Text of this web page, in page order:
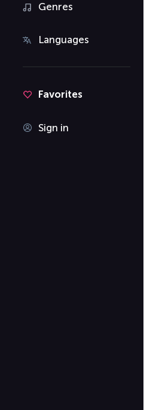
Genres
Languages
Favorites
Sign in